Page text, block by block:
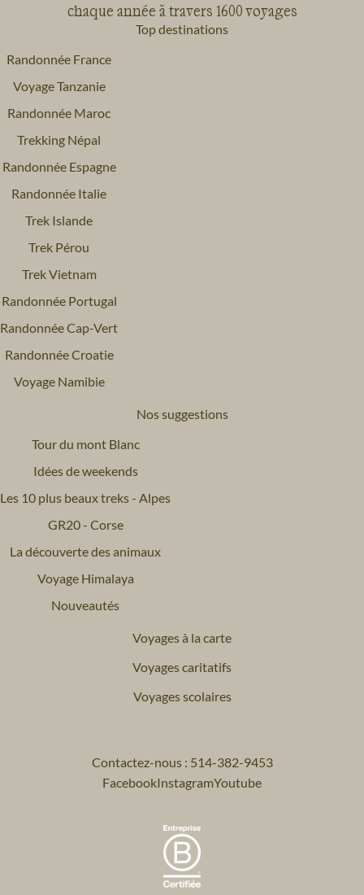
chaque année à travers 1600 voyages
Top destinations
Randonnée France
Voyage Tanzanie
Randonnée Maroc
Trekking Népal
Randonnée Espagne
Randonnée Italie
Trek Islande
Trek Pérou
Trek Vietnam
Randonnée Portugal
Randonnée Cap-Vert
Randonnée Croatie
Voyage Namibie
Nos suggestions
Tour du mont Blanc
Idées de weekends
Les 10 plus beaux treks - Alpes
GR20 - Corse
La découverte des animaux
Voyage Himalaya
Nouveautés
Voyages à la carte
Voyages caritatifs
Voyages scolaires
Contactez-nous : 514-382-9453
FacebookInstagramYoutube